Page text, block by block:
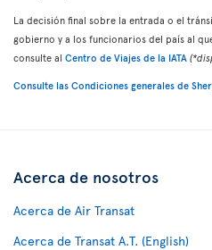
La decisión final sobre la entrada o el
gobierno y a los funcionarios del país al
consulte al Centro de Viajes de la IATA
Consulte las Condiciones generales de
Acerca de nosotros
Acerca de Air Transat
Acerca de Transat A.T. (English)